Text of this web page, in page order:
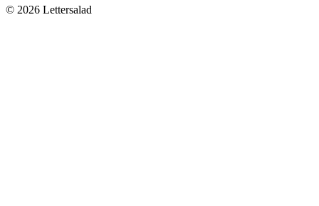
© 2026 Lettersalad